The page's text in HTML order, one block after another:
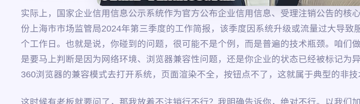
实际上，国家企业信用信息公示系统作为官方公布企业信用信息、受理注销公告的
份上海市市场监管局2024年第三季度的工作简报，该季度因系统升级或流量过大导
个工作日。也就是说，你碰到的问题，很可能不是个例，而是普遍的技术瓶颈。咱
是要马上判断是因为网络环境、浏览器兼容性问题，还是你企业的状态已经被标记
360浏览器的兼容模式去打开系统，页面渲染不全，按钮点不了，这就属于典型的非技
这时候有老板就要问了，那我放着不注销行不行？我明确告诉你，绝对不行。以我